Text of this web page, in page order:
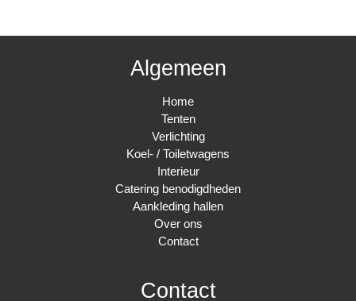
Algemeen
Home
Tenten
Verlichting
Koel- / Toiletwagens
Interieur
Catering benodigdheden
Aankleding hallen
Over ons
Contact
Contact